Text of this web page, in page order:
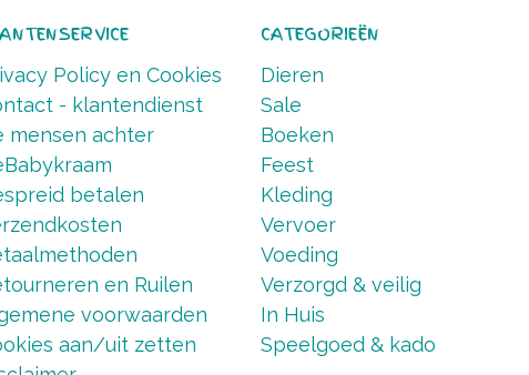
Policy en Cookies
- klantendienst
mensen achter
betalen
en Ruilen
voorwaarden
aan/uit zetten
CATEGORIEËN
Dieren
Sale
Boeken
Feest
Kleding
Vervoer
Voeding
Verzorgd & veilig
In Huis
Speelgoed & kado